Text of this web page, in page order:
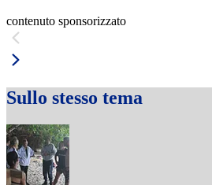
contenuto sponsorizzato
Sullo stesso tema